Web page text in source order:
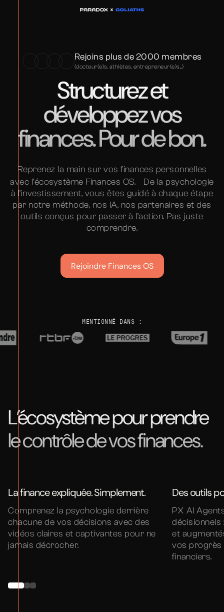
Rejoins plus de 2000 membres
(docteur(e)s, athlètes, entrepreneur(e)s...)
Structurez et
développez vos
finances. Pour de bon.
Reprenez la main sur vos finances personnelles
avec l’écosystème Finances OS. De la psychologie
à l’investissement, vous êtes guidé à chaque étape
par notre méthode, nos IA, nos partenaires et des
outils conçus pour passer à l’action. Pas juste
comprendre.
Rejoindre Finances OS
MENTIONNÉ DANS :
L’écosystème pour prendre
le contrôle de vos finances.
La finance expliquée. Simplement.
Comprenez la psychologie derrière
chacune de vos décisions avec des
vidéos claires et captivantes pour ne
jamais décrocher.
Des outils
PX AI
et
vos progrès
financiers.